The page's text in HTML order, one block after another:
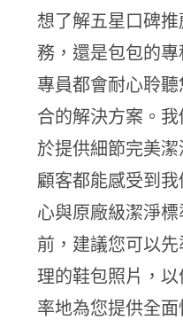
想了解五星口碑
務，還是包包的
專員都會耐心聆
合的解決方案。
於提供細節完美
顧客都能感受到
心與原廠級潔淨
前，建議您可以
理的鞋包照片，
率地為您提供全